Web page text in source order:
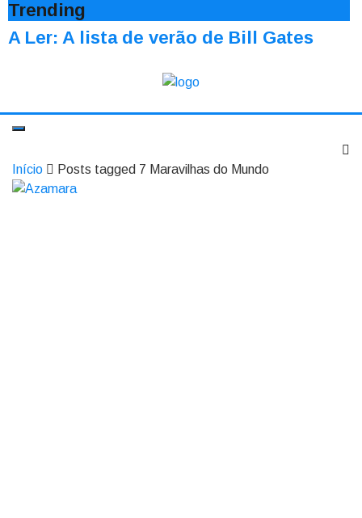
Trending
A Ler: A lista de verão de Bill Gates
Início Posts tagged 7 Maravilhas do Mundo